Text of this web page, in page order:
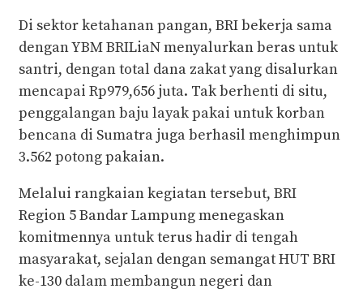
Di sektor ketahanan pangan, BRI bekerja sama
dengan YBM BRILiaN menyalurkan beras untuk
santri, dengan total dana zakat yang disalurkan
mencapai Rp979,656 juta. Tak berhenti di situ,
penggalangan baju layak pakai untuk korban
bencana di Sumatra juga berhasil menghimpun
3.562 potong pakaian.
Melalui rangkaian kegiatan tersebut, BRI
Region 5 Bandar Lampung menegaskan
komitmennya untuk terus hadir di tengah
masyarakat, sejalan dengan semangat HUT BRI
ke-130 dalam membangun negeri dan